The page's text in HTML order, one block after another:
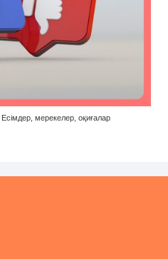
мерекелер, оқиғалар